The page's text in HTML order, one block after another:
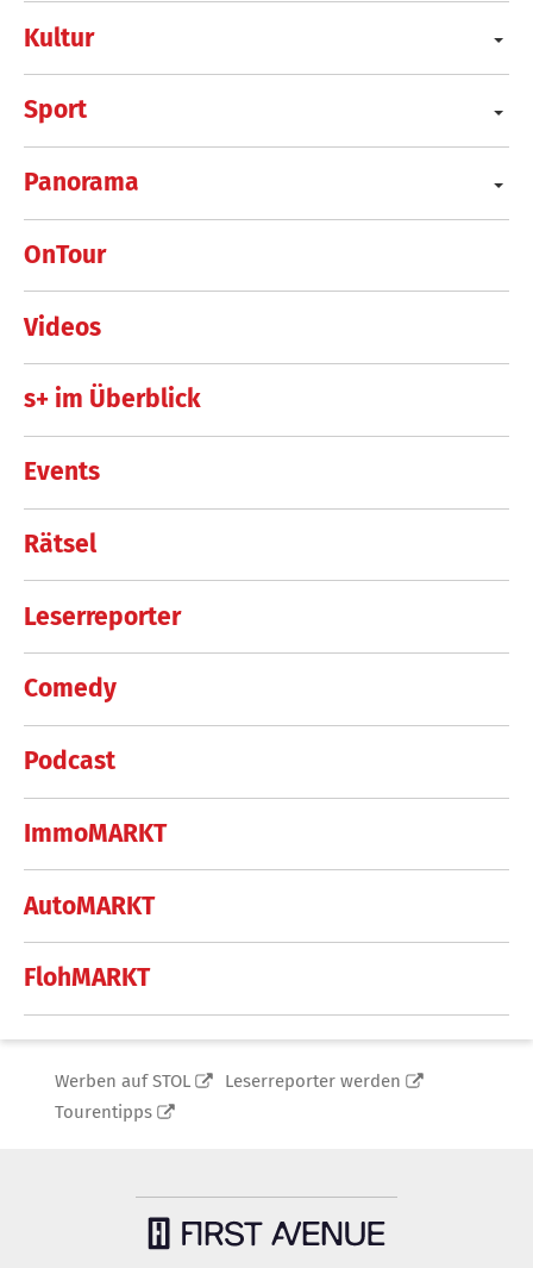
Kultur
Sport
Panorama
OnTour
Videos
s+ im Überblick
Events
Rätsel
Leserreporter
Comedy
Podcast
ImmoMARKT
AutoMARKT
FlohMARKT
Werben auf STOL
Leserreporter werden
Tourentipps